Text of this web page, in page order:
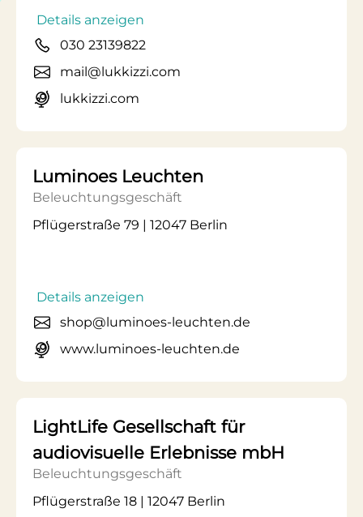
Details anzeigen
030 23139822
mail@lukkizzi.com
lukkizzi.com
Luminoes Leuchten
Beleuchtungsgeschäft
Pflügerstraße 79 | 12047 Berlin
Details anzeigen
shop@luminoes-leuchten.de
www.luminoes-leuchten.de
LightLife Gesellschaft für
audiovisuelle Erlebnisse mbH
Beleuchtungsgeschäft
Pflügerstraße 18 | 12047 Berlin